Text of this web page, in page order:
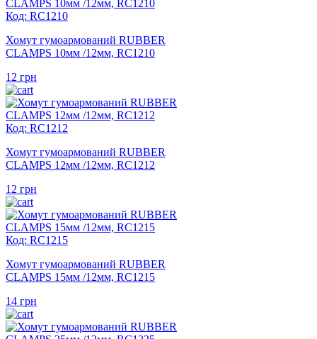
Код: RC1210
Хомут гумоармований RUBBER
CLAMPS 10мм /12мм, RC1210
12 грн
Код: RC1212
Хомут гумоармований RUBBER
CLAMPS 12мм /12мм, RC1212
12 грн
Код: RC1215
Хомут гумоармований RUBBER
CLAMPS 15мм /12мм, RC1215
14 грн